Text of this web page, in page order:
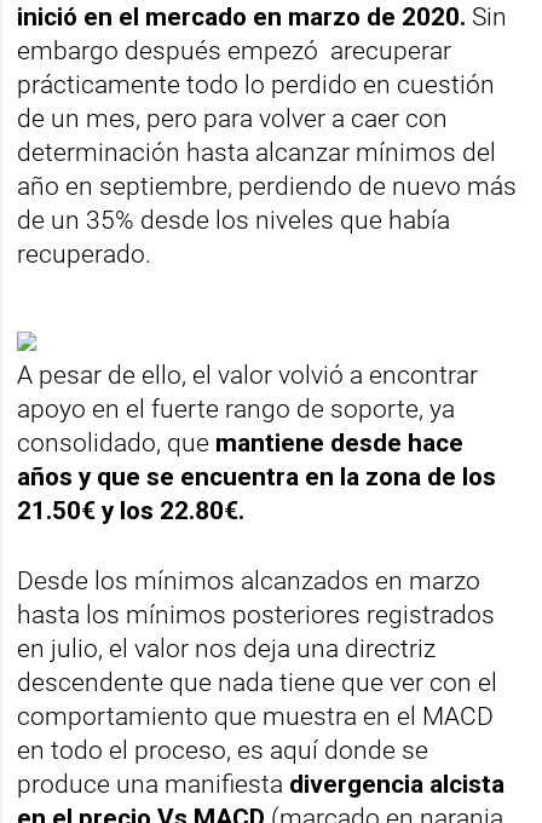
inició en el mercado en marzo de 2020. Sin
embargo después empezó arecuperar
prácticamente todo lo perdido en cuestión
de un mes, pero para volver a caer con
determinación hasta alcanzar mínimos del
año en septiembre, perdiendo de nuevo más
de un 35% desde los niveles que había
recuperado.
A pesar de ello, el valor volvió a encontrar
apoyo en el fuerte rango de soporte, ya
consolidado, que mantiene desde hace
años y que se encuentra en la zona de los
21.50€ y los 22.80€.
Desde los mínimos alcanzados en marzo
hasta los mínimos posteriores registrados
en julio, el valor nos deja una directriz
descendente que nada tiene que ver con el
comportamiento que muestra en el MACD
en todo el proceso, es aquí donde se
produce una manifiesta divergencia alcista